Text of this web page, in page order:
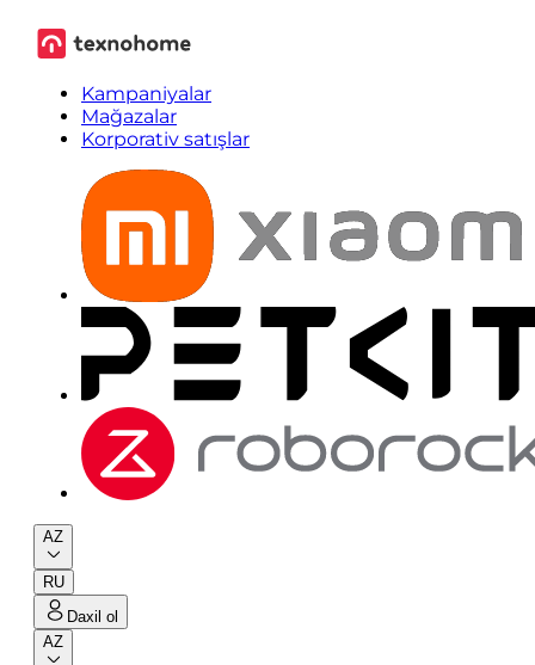
Kampaniyalar
Mağazalar
Korporativ satışlar
AZ
RU
Daxil ol
AZ